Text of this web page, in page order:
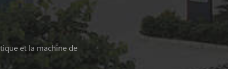
et la machine de